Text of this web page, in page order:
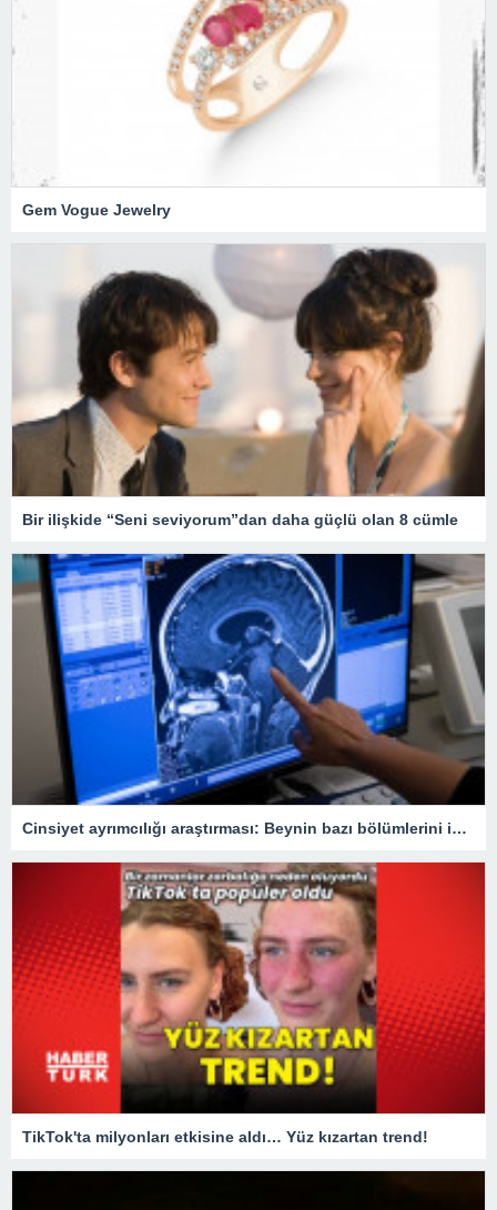
Gem Vogue Jewelry
Bir ilişkide “Seni seviyorum”dan daha güçlü olan 8 cümle
Cinsiyet ayrımcılığı araştırması: Beynin bazı bölümlerini inceltebiliyor
TikTok'ta milyonları etkisine aldı… Yüz kızartan trend!